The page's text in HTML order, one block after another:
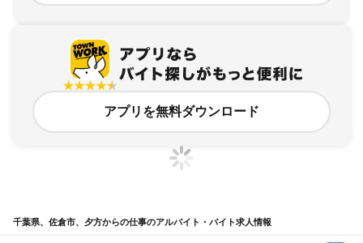
アプリを無料ダウンロード
千葉県、佐倉市、夕方からの仕事のアルバイト・バイト求人情報